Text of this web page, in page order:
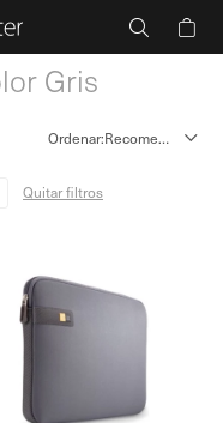
Gris
Recomendados
Quitar filtros